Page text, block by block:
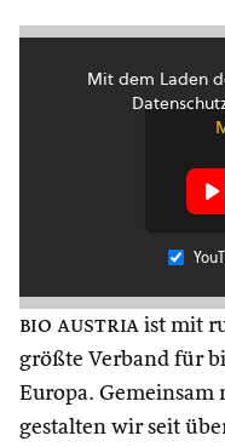
Mit dem Laden
bio austria ist mit
größte Verband für
Europa.
gestalten wir seit